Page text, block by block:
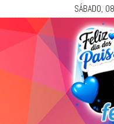
SÁBADO,